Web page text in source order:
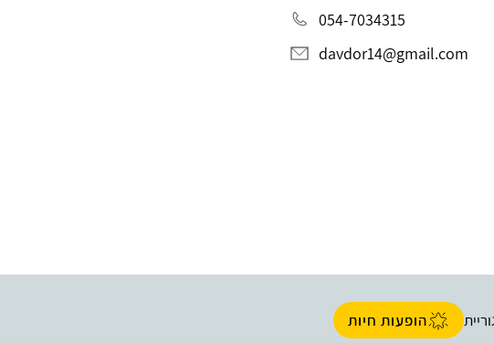
054-7034315
davdor14@gmail.com
הופעות חיות